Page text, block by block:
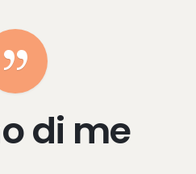
di me